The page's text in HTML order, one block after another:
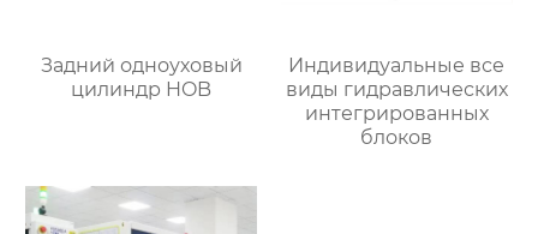
Задний одноуховый
цилиндр HOB
Индивидуальные все
виды гидравлических
интегрированных
блоков